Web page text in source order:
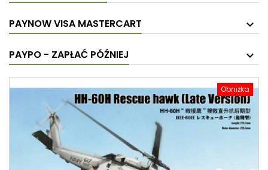
PAYNOW VISA MASTERCART
PAYPO - ZAPŁAĆ PÓŹNIEJ
Obniżka